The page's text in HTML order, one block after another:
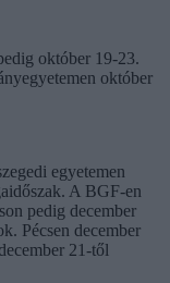
október 19-23.
október
egyetemen
A BGF-en
pedig december
Pécsen december
21-től